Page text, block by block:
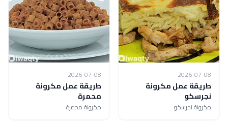
2026-07-08
طريقة عمل مكرونة
نجرسكو
مكرونة نجرسكو
2026-07-08
طريقة عمل مكرونة
محمرة
مكرونة محمرة